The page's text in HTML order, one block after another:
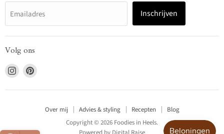
Emailadres Inschrijven
Volg ons
Vind
ons
op
Vind
op
Over mij Advies & styling Recepten
Blog
Copyright © 2026 Foodies in Heels.